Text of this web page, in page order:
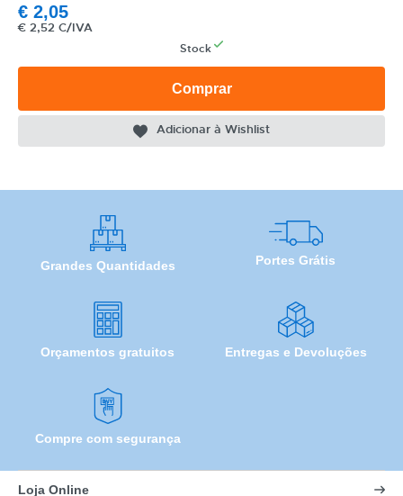
€ 2,05
€ 2,52 C/IVA
Stock
Comprar
Adicionar à Wishlist
Grandes Quantidades Portes Grátis
Orçamentos gratuitos Entregas e Devoluções
Compre com segurança
Loja Online